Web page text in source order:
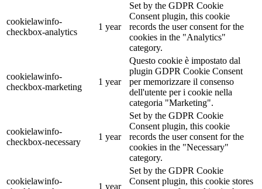
cookielawinfo-
checkbox-analytics
1 year
Set by the GDPR Cookie
Consent plugin, this cookie
records the user consent for the
cookies in the "Analytics"
category.
cookielawinfo-
checkbox-marketing
1 year
Questo cookie è impostato dal
plugin GDPR Cookie Consent
per memorizzare il consenso
dell'utente per i cookie nella
categoria "Marketing".
cookielawinfo-
checkbox-necessary
1 year
Set by the GDPR Cookie
Consent plugin, this cookie
records the user consent for the
cookies in the "Necessary"
category.
cookielawinfo-
1 year
Set by the GDPR Cookie
Consent plugin, this cookie stores